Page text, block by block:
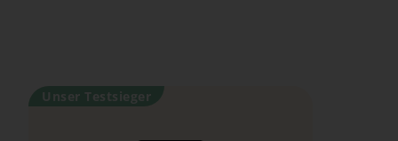
Unser Testsieger